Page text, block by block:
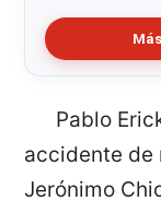
Pablo
accidente de
Jerónimo